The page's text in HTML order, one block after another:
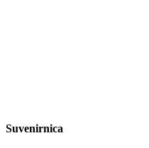
Suvenirnica